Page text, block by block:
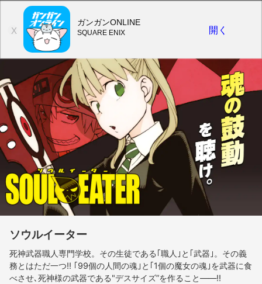
ソウルイーター
死神武器職人専門学校。その生徒である｢職人｣と｢武器｣。その義
務とはただ一つ!! ｢99個の人間の魂｣と｢1個の魔女の魂｣を武器に食
べさせ､死神様の武器である"デスサイズ”を作ること――!!
X
ガンガンONLINE
SQUARE ENIX 開く